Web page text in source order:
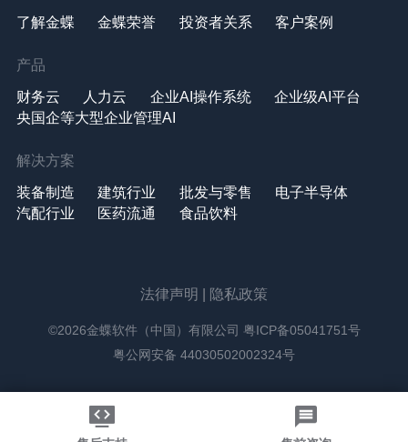
了解金蝶 金蝶荣誉 投资者关系 客户案例
产品
财务云 人力云 企业AI操作系统
企业级AI平台
央国企等大型企业管理AI
解决方案
装备制造 建筑行业 批发与零售
电子半导体
汽配行业
医药流通 食品饮料
法律声明 隐私政策
©2026金蝶软件（中国）有限公司 粤ICP备05041751号
粤公网安备 44030502002324号